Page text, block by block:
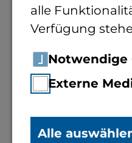
alle
Verfügung
Notwendige
Externe
Alle